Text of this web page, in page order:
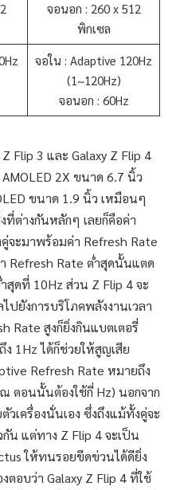
จอนอก : 260 x 512
พิกเซล
จอใน : Adaptive 120Hz
(1~120Hz)
จอนอก : 60Hz
Flip 3 และ Galaxy Z Flip 4
2X ขนาด 6.7 นิ้ว
ขนาด 1.9 นิ้ว เหมือนๆ
ที่ต่างกันหลักๆ เลยก็คือค่า
จะมาพร้อมค่า Refresh Rate
Refresh Rate ต่ำสุดนั้นแตด
สุดที่ 10Hz ส่วน Z Flip 4 จะ
ปยังการบริโภคพลังงานเวลา
Rate สูงก็ยิ่งกินแบตเตอรี่
1Hz ได้ก็ช่วยให้สูญเสีย
Refresh Rate หมายถึง
ตอนนั้นต้องใช้กี่ Hz) นอกจาก
เครื่องนั่นเอง ซึ่งถึงแม้ทั้งคู่จะ
กัน แต่ทาง Z Flip 4 จะเป็น
ให้ทนรอยขีดข่วนได้ดียิ่ง
ตอบว่า Galaxy Z Flip 4 ที่ใช้